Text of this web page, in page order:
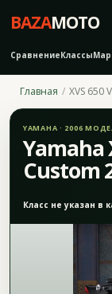
BAZAMOTO
СравнениеКлассы
Главная XVS 650
YAMAHA · 2006
Yamaha
Custom
Класс не указан в